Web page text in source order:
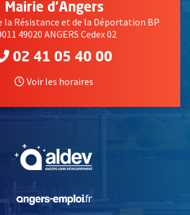
Mairie d'Angers
la Résistance et de la Déportation BP
49020 ANGERS Cedex 02
02 41 05 40 00
Voir les horaires